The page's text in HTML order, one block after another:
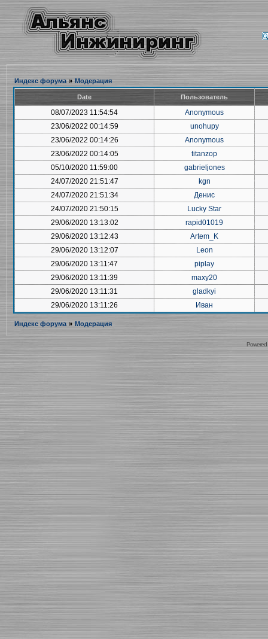
Индекс форума » Модерация
Date Пользователь
08/07/2023 11:54:54
Anonymous
23/06/2022 00:14:59
unohupy
23/06/2022 00:14:26
Anonymous
23/06/2022 00:14:05
titanzop
05/10/2020 11:59:00
gabrieljones
24/07/2020 21:51:47
kgn
24/07/2020 21:51:34
Денис
24/07/2020 21:50:15
Lucky Star
29/06/2020 13:13:02
rapid01019
29/06/2020 13:12:43
Artem_K
29/06/2020 13:12:07
Leon
29/06/2020 13:11:47
piplay
29/06/2020 13:11:39
maxy20
29/06/2020 13:11:31
gladkyi
29/06/2020 13:11:26
Иван
Индекс форума » Модерация